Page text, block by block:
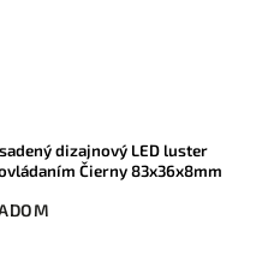
dizajnový LED luster
Čierny 83x36x8mm